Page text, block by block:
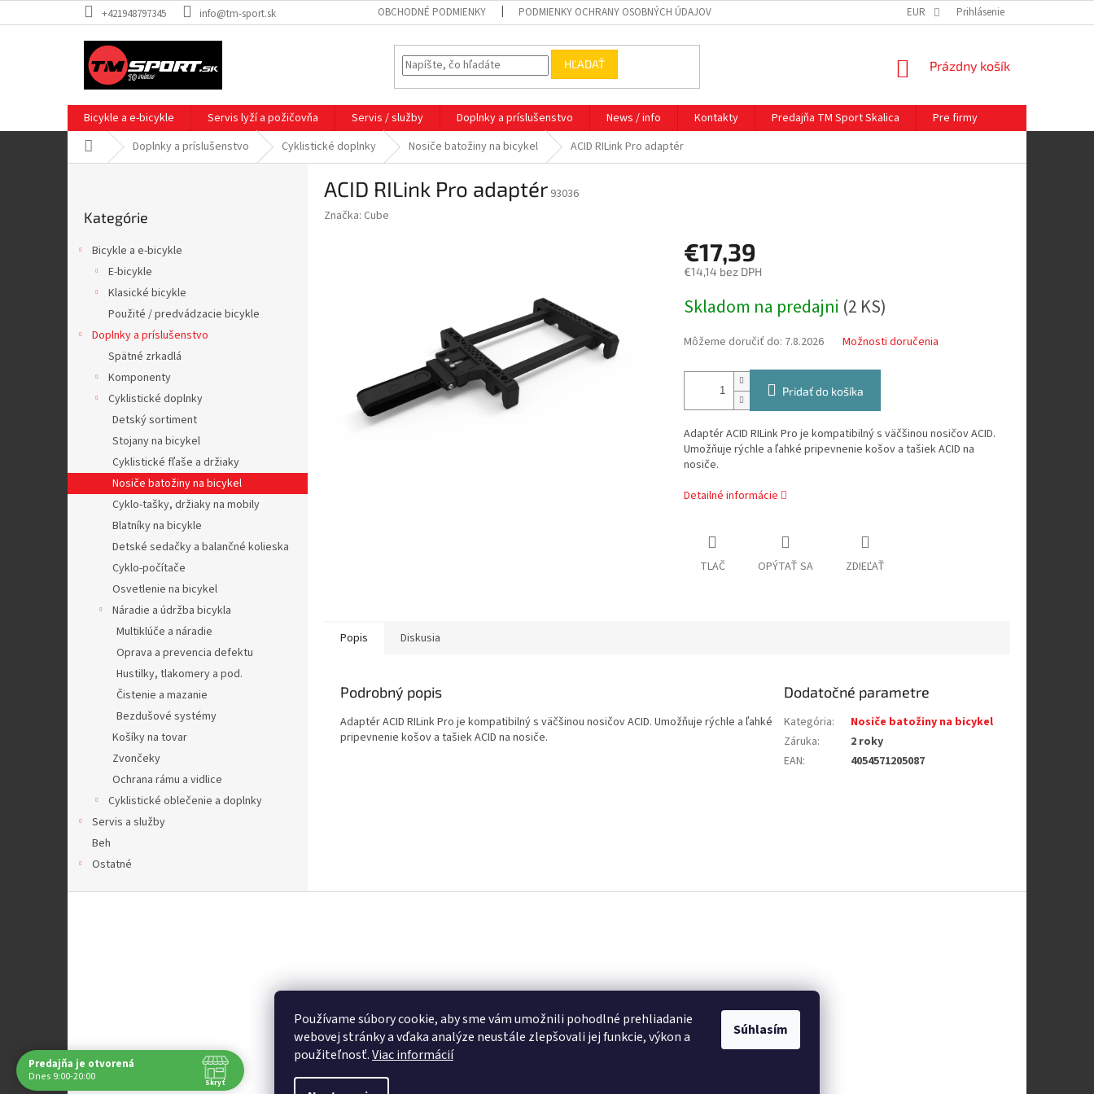
Používame súbory cookie, aby sme vám umožnili pohodlné prehliadanie
webovej stránky a vďaka analýze neustále zlepšovali jej funkcie, výkon a
použiteľnosť.Viac informácií
Súhlasím
na
+421948797345 info@tm-sport.sk OBCHODNÉ PODMIENKY PODMIENKY OCHRANY OSOBNÝCH ÚDAJOV EUR Prihlásenie
HĽADAŤ
NÁKUPNÝ
Prázdny košík
Bicykle a e-bicykle Servis lyží a požičovňa Servis / služby Doplnky a príslušenstvo News / info Kontakty Predajňa TM Sport Skalica
Pre firmy
DomovDoplnky a príslušenstvo Cyklistické doplnky Nosiče batožiny na bicykel ACID RILink Pro adaptér
kategórie
Kategórie
Bicykle a e-bicykle
E-bicykle
Klasické bicykle
Použité / predvádzacie bicykle
Doplnky a príslušenstvo
Spätné zrkadlá
Komponenty
Cyklistické doplnky
Detský sortiment
Stojany na bicykel
Cyklistické fľaše a držiaky
Nosiče batožiny na bicykel
Cyklo-tašky, držiaky na mobily
Blatníky na bicykle
Detské sedačky a balančné kolieska
Cyklo-počítače
Osvetlenie na bicykel
Náradie a údržba bicykla
Multiklúče a náradie
Oprava a prevencia defektu
Hustilky, tlakomery a pod.
Čistenie a mazanie
Bezdušové systémy
Košíky na tovar
Zvončeky
Ochrana rámu a vidlice
Cyklistické oblečenie a doplnky
Servis a služby
Beh
Ostatné
ACID RILink Pro adaptér 93036
Značka: Cube
€17,39
€14,14 bez DPH
cena:
Skladom na predajni (2 KS)
Môžeme doručiť do: 7.8.2026 Možnosti doručenia
Pridať do košíka
Adaptér ACID RILink Pro je kompatibilný s väčšinou nosičov ACID.
Umožňuje rýchle a ľahké pripevnenie košov a tašiek ACID na
nosiče.
Detailné informácie
TLAČ OPÝTAŤ SA ZDIEĽAŤ
Popis Diskusia
Podrobný popis
Adaptér ACID RILink Pro je kompatibilný s väčšinou nosičov ACID. Umožňuje rýchle a ľahké
pripevnenie košov a tašiek ACID na nosiče.
Dodatočné parametre
Kategória:
Nosiče batožiny na bicykel
Záruka:
2 roky
EAN: 4054571205087
Predajňa je otvorená
Dnes 9:00-20:00 Skryť